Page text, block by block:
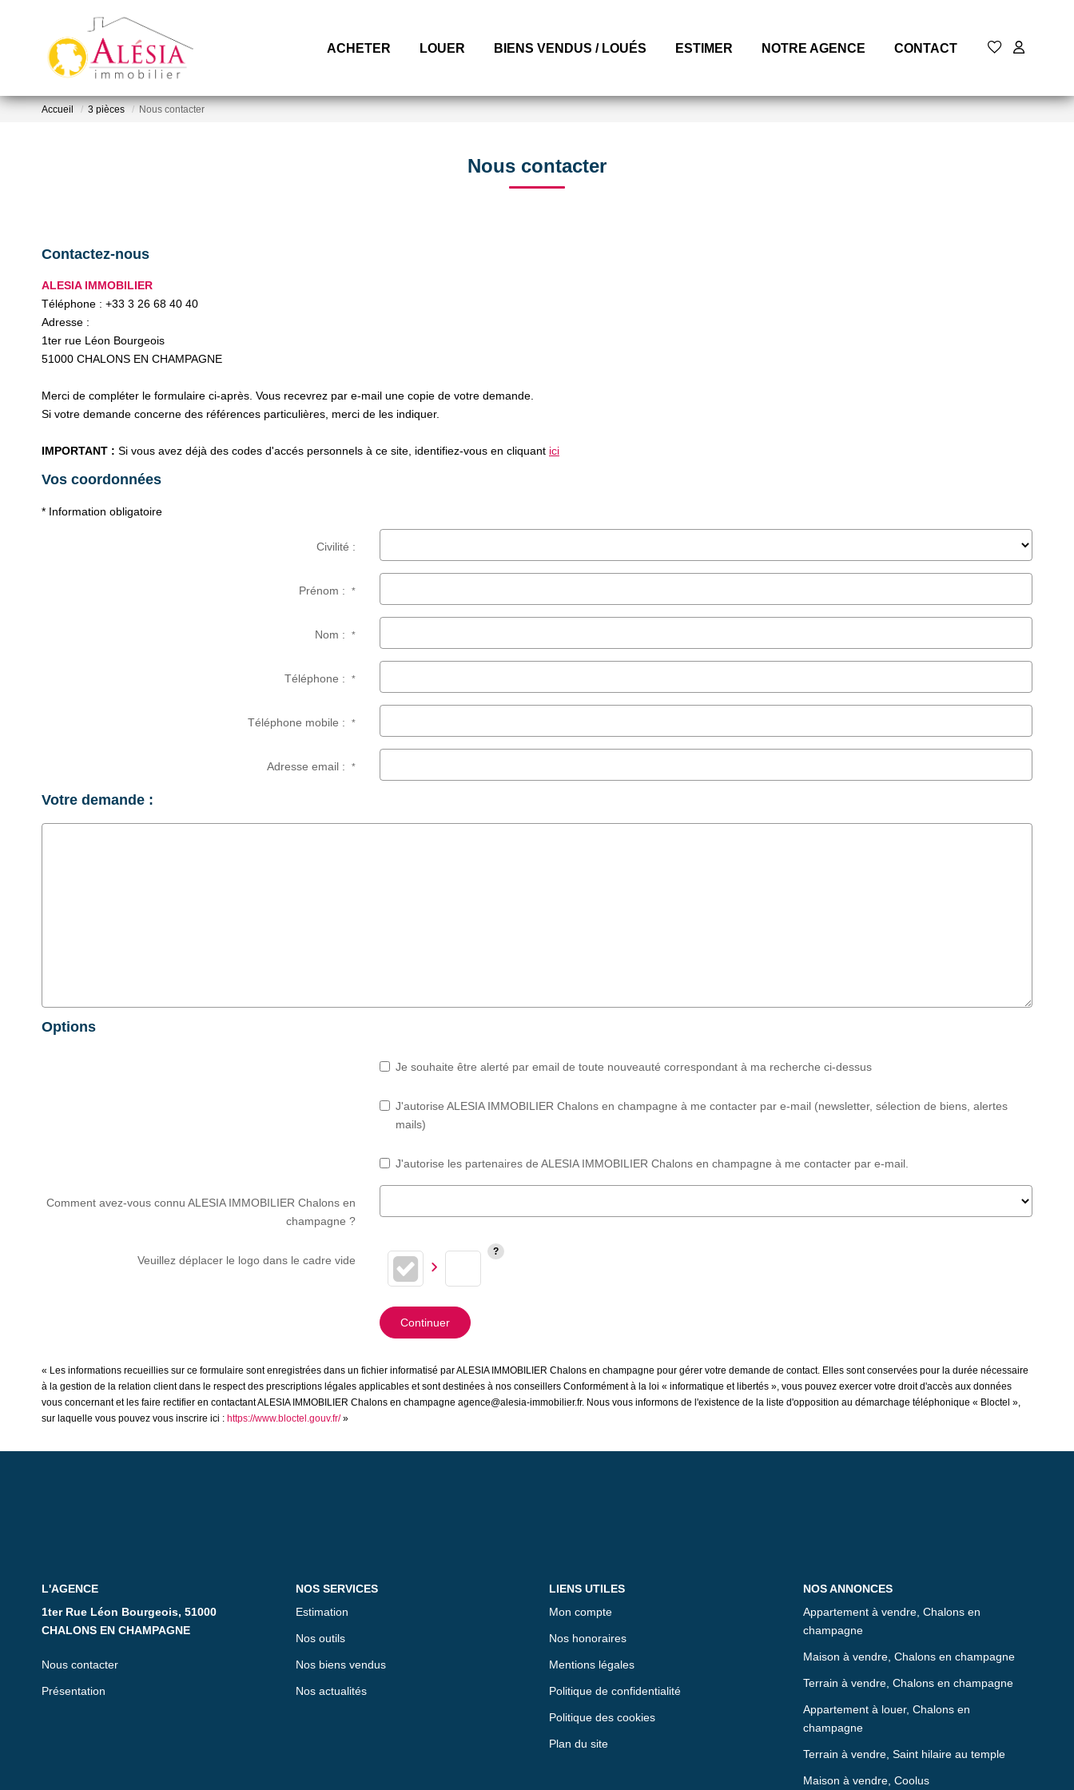
ACHETER LOUER BIENS VENDUS / LOUÉS ESTIMER NOTRE AGENCE CONTACT
Accueil 3 pièces Nous contacter
Nous contacter
Contactez-nous
ALESIA IMMOBILIER
Téléphone : +33 3 26 68 40 40
Adresse :
1ter rue Léon Bourgeois
51000 CHALONS EN CHAMPAGNE
Merci de compléter le formulaire ci-après. Vous recevrez par e-mail une copie de votre demande.
Si votre demande concerne des références particulières, merci de les indiquer.
IMPORTANT : Si vous avez déjà des codes d'accés personnels à ce site, identifiez-vous en cliquant ici
Vos coordonnées
* Information obligatoire
Civilité :
Prénom :*
Nom :*
Téléphone :*
Téléphone mobile :*
Adresse email :*
Votre demande :
Options
Je souhaite être alerté par email de toute nouveauté correspondant à ma recherche ci-dessus
J'autorise ALESIA IMMOBILIER Chalons en champagne à me contacter par e-mail (newsletter, sélection de biens, alertes
mails)
J'autorise les partenaires de ALESIA IMMOBILIER Chalons en champagne à me contacter par e-mail.
Comment avez-vous connu ALESIA IMMOBILIER Chalons en
champagne ?
Veuillez déplacer le logo dans le cadre vide
Continuer
« Les informations recueillies sur ce formulaire sont enregistrées dans un fichier informatisé par ALESIA IMMOBILIER Chalons en champagne pour gérer votre demande de contact. Elles sont conservées pour la durée nécessaire
à la gestion de la relation client dans le respect des prescriptions légales applicables et sont destinées à nos conseillers Conformément à la loi « informatique et libertés », vous pouvez exercer votre droit d'accès aux données
vous concernant et les faire rectifier en contactant ALESIA IMMOBILIER Chalons en champagne agence@alesia-immobilier.fr. Nous vous informons de l'existence de la liste d'opposition au démarchage téléphonique « Bloctel »,
sur laquelle vous pouvez vous inscrire ici : https://www.bloctel.gouv.fr/»
L'AGENCE
1ter Rue Léon Bourgeois, 51000
CHALONS EN CHAMPAGNE
Nous contacter
Présentation
NOS SERVICES
Estimation
Nos outils
Nos biens vendus
Nos actualités
LIENS UTILES
Mon compte
Nos honoraires
Mentions légales
Politique de confidentialité
Politique des cookies
Plan du site
NOS ANNONCES
Appartement à vendre, Chalons en
champagne
Maison à vendre, Chalons en champagne
Terrain à vendre, Chalons en champagne
Appartement à louer, Chalons en
champagne
Terrain à vendre, Saint hilaire au temple
Maison à vendre, Coolus